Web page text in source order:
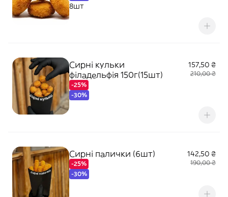
8шт
Сирні кульки
філадельфія 150г(15шт)
-25%
-30%
157,50 ₴
210,00 ₴
Сирні палички (6шт)
-25%
-30%
142,50 ₴
190,00 ₴